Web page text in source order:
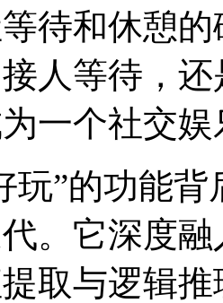
待和休憩
人等待，
一个社交
玩”的功能
。它深度
取与逻辑